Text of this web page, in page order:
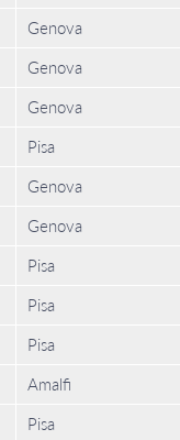
Genova
Genova
Genova
Pisa
Genova
Genova
Pisa
Pisa
Pisa
Amalfi
Pisa